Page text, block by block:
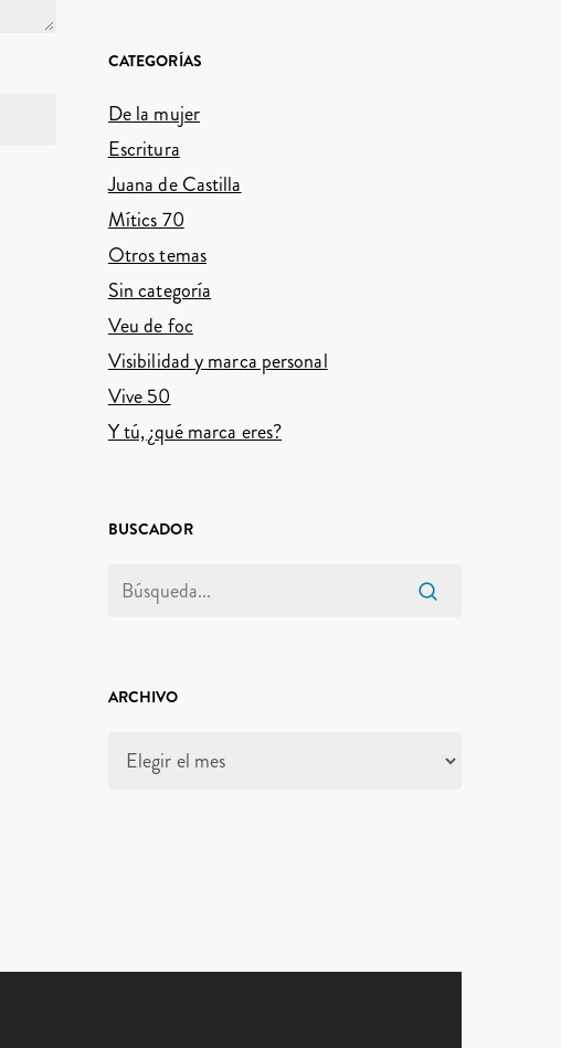
CATEGORÍAS
De la mujer
Escritura
Juana de Castilla
Mítics 70
Otros temas
Sin categoría
Veu de foc
Visibilidad y marca personal
Vive 50
Y tú, ¿qué marca eres?
BUSCADOR
ARCHIVO